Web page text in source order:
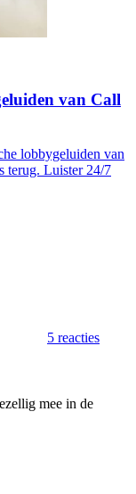
van Call
lobbygeluiden van
terug. Luister 24/7
5 reacties
mee in de